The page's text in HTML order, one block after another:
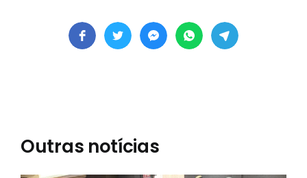
Outras notícias